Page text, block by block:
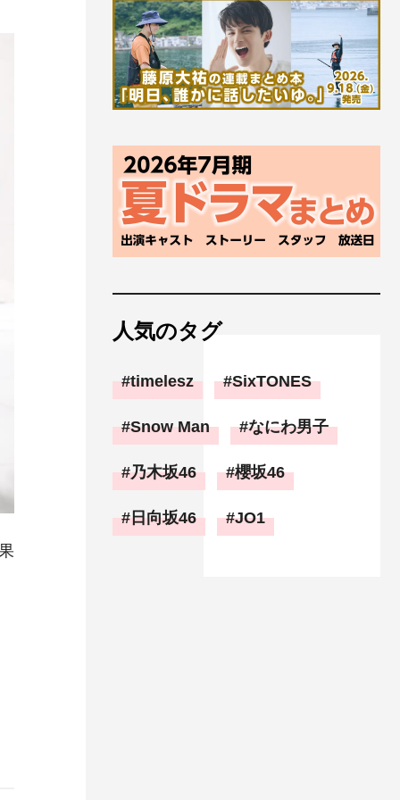
人気のタグ
timelesz SixTONES
Snow Man なにわ男子
乃木坂46 櫻坂46
日向坂46 JO1